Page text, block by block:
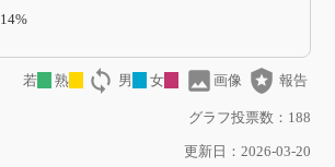
14%
若 熟 loop 男 女 image 画像 local_police 報告
グラフ投票数：188
更新日：2026-03-20